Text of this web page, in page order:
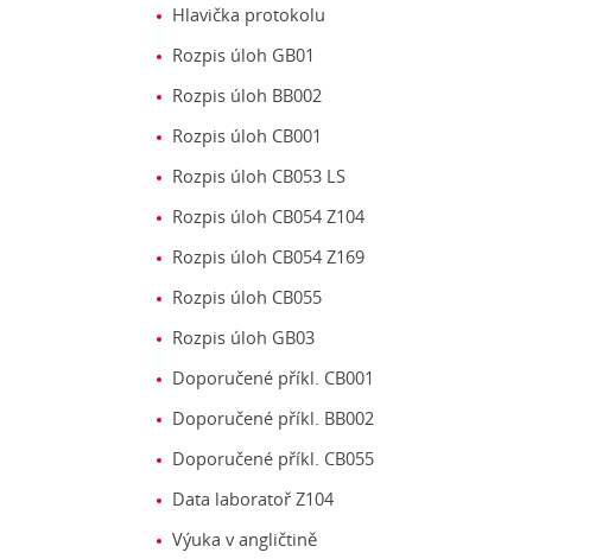
Hlavička protokolu
Rozpis úloh GB01
Rozpis úloh BB002
Rozpis úloh CB001
Rozpis úloh CB053 LS
Rozpis úloh CB054 Z104
Rozpis úloh CB054 Z169
Rozpis úloh CB055
Rozpis úloh GB03
Doporučené příkl. CB001
Doporučené příkl. BB002
Doporučené příkl. CB055
Data laboratoř Z104
Výuka v angličtině